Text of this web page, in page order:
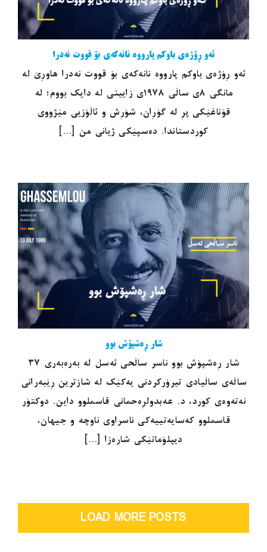
ئەو ڕۆژەی باوکم پارووە نانەکەی بۆ قووت نەدرا
ئەو ڕۆژەی باوکم پارووە نانەکەی بۆ قووت نەدرا هاوڕێ لە
مانگی ٨ی ساڵی ١٩٧٨ی زایینی لە دایک بووم؛ لە
قۆناغێکی پڕ لە گۆڕان، شۆڕش و ئاڵۆزیی مێژووی
کوردستاندا. دەسپێکی ژیانی من [...]
شار ڕەشپۆش بوو
شار ڕەشپۆش بوو ناسر ساڵحی ئەسڵ لە بەرەبەری ٣٧
ساڵەی ساڵیادی تیرۆرکردنی یەکێک لە شازترین ڕێبەرانی
نەتەوەی کورد، د. عەبدولڕەحمانی قاسملوو داین. دوکتۆر
قاسملوو کەسایەتییەکی ناسراوی ناوچە و جیهان،
دیپلۆماتێکی شارەزا [...]
LOAD MORE POSTS